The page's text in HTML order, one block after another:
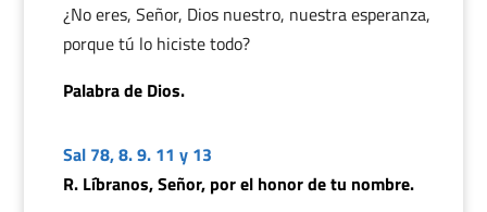
¿No eres, Señor, Dios nuestro, nuestra esperanza,
porque tú lo hiciste todo?
Palabra de Dios.
Sal 78, 8. 9. 11 y 13
R. Líbranos, Señor, por el honor de tu nombre.